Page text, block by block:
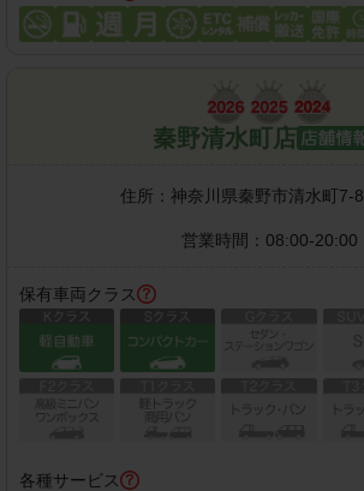
秦野清水町店
住所： 神奈川県秦野市清水町7-8
営業時間： 08:00-20:00
保有車両クラス
各種サービス